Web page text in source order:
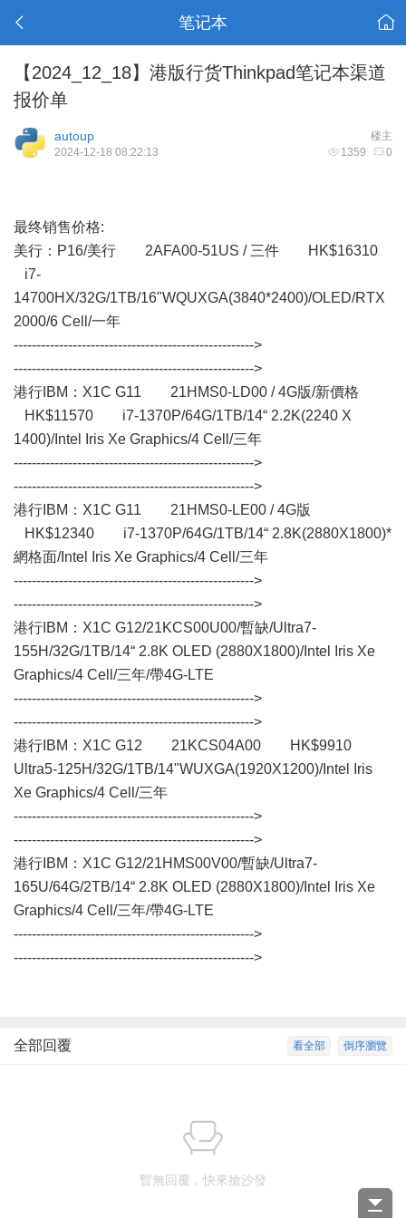
笔记本
【2024_12_18】港版行货Thinkpad笔记本渠道
报价单
楼主
autoup
1359 0
2024-12-18 08:22:13
最终销售价格:
美行： P16/美行 2AFA00-51US / 三件 HK$16310
i7-
14700HX/32G/1TB/16"WQUXGA(3840*2400)/OLED/RTX
2000/6 Cell/一年
----------------------------------------------------->
----------------------------------------------------->
港行IBM：X1C G11 21HMS0-LD00 / 4G版/新價格
HK$11570 i7-1370P/64G/1TB/14“ 2.2K(2240 X
1400)/Intel Iris Xe Graphics/4 Cell/三年
----------------------------------------------------->
----------------------------------------------------->
港行IBM：X1C G11 21HMS0-LE00 / 4G版
HK$12340 i7-1370P/64G/1TB/14“ 2.8K(2880X1800)*
網格面/Intel Iris Xe Graphics/4 Cell/三年
----------------------------------------------------->
----------------------------------------------------->
港行IBM：X1C G12/21KCS00U00/暫缺/Ultra7-
155H/32G/1TB/14“ 2.8K OLED (2880X1800)/Intel Iris Xe
Graphics/4 Cell/三年/帶4G-LTE
----------------------------------------------------->
----------------------------------------------------->
港行IBM：X1C G12 21KCS04A00 HK$9910
Ultra5-125H/32G/1TB/14"WUXGA(1920X1200)/Intel Iris
Xe Graphics/4 Cell/三年
----------------------------------------------------->
----------------------------------------------------->
港行IBM：X1C G12/21HMS00V00/暫缺/Ultra7-
165U/64G/2TB/14“ 2.8K OLED (2880X1800)/Intel Iris Xe
Graphics/4 Cell/三年/帶4G-LTE
----------------------------------------------------->
----------------------------------------------------->
倒序瀏覽
看全部
全部回覆
暫無回覆，快來搶沙發